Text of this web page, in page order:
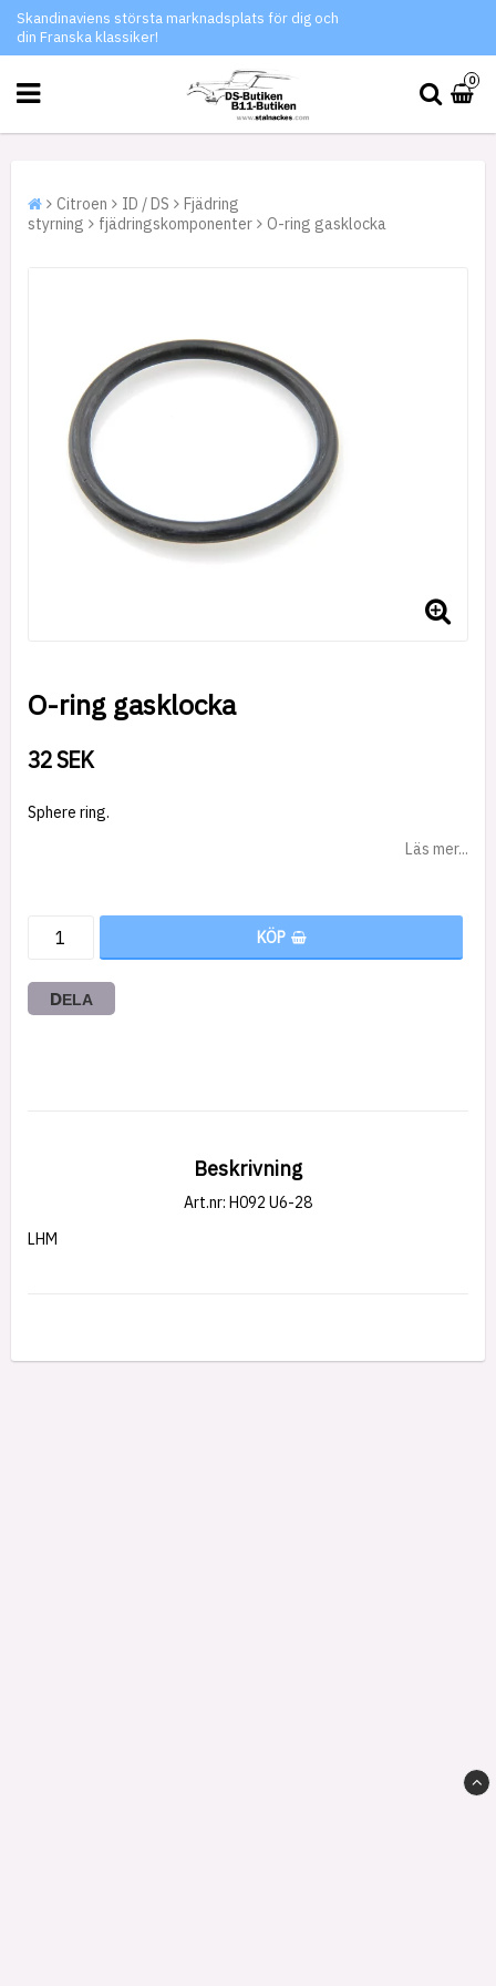
Skandinaviens största marknadsplats för dig och
din Franska klassiker!
0
Citroen ID / DS
Fjädring
styrning
fjädringskomponenter O-ring gasklocka
O-ring gasklocka
32 SEK
Sphere ring.
Läs mer...
KÖP
DELA
Beskrivning
Art.nr: H092 U6-28
LHM